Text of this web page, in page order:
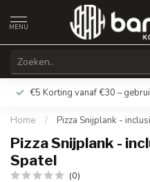
MENU
€5 Korting vanaf €30 –
Home / Pizza Snijplank -
Pizza Snijplank -
Spatel
(0)